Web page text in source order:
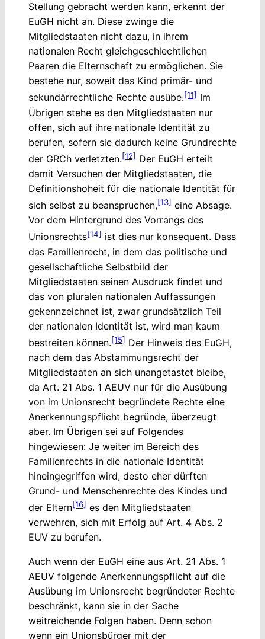
Stellung gebracht werden kann, erkennt der
EuGH nicht an. Diese zwinge die
Mitgliedstaaten nicht dazu, in ihrem
nationalen Recht gleichgeschlechtlichen
Paaren die Elternschaft zu ermöglichen. Sie
bestehe nur, soweit das Kind primär- und
sekundärrechtliche Rechte ausübe.[11] Im
Übrigen stehe es den Mitgliedstaaten nur
offen, sich auf ihre nationale Identität zu
berufen, sofern sie dadurch keine Grundrechte
der GRCh verletzten.[12] Der EuGH erteilt
damit Versuchen der Mitgliedstaaten, die
Definitionshoheit für die nationale Identität für
sich selbst zu beanspruchen,[13] eine Absage.
Vor dem Hintergrund des Vorrangs des
Unionsrechts[14] ist dies nur konsequent. Dass
das Familienrecht, in dem das politische und
gesellschaftliche Selbstbild der
Mitgliedstaaten seinen Ausdruck findet und
das von pluralen nationalen Auffassungen
gekennzeichnet ist, zwar grundsätzlich Teil
der nationalen Identität ist, wird man kaum
bestreiten können.[15] Der Hinweis des EuGH,
nach dem das Abstammungsrecht der
Mitgliedstaaten an sich unangetastet bleibe,
da Art. 21 Abs. 1 AEUV nur für die Ausübung
von im Unionsrecht begründete Rechte eine
Anerkennungspflicht begründe, überzeugt
aber. Im Übrigen sei auf Folgendes
hingewiesen: Je weiter im Bereich des
Familienrechts in die nationale Identität
hineingegriffen wird, desto eher dürften
Grund- und Menschenrechte des Kindes und
der Eltern[16] es den Mitgliedstaaten
verwehren, sich mit Erfolg auf Art. 4 Abs. 2
EUV zu berufen.
Auch wenn der EuGH eine aus Art. 21 Abs. 1
AEUV folgende Anerkennungspflicht auf die
Ausübung im Unionsrecht begründeter Rechte
beschränkt, kann sie in der Sache
weitreichende Folgen haben. Denn schon
wenn ein Unionsbürger mit der